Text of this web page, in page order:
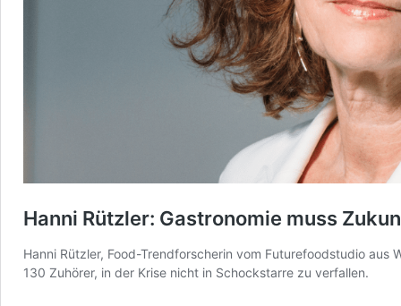
Hanni Rützler: Gastronomie muss
Hanni Rützler, Food-Trendforscherin vom Futurefoodstudio aus
130 Zuhörer, in der Krise nicht in Schockstarre zu verfallen.